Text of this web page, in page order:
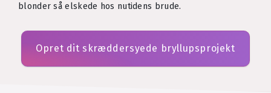
blonder så elskede hos nutidens brude.
Opret dit skræddersyede bryllupsprojekt